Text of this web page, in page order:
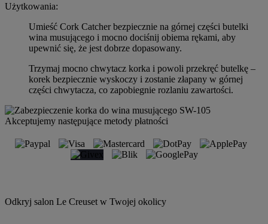
Użytkowania:
Umieść Cork Catcher bezpiecznie na górnej części butelki
wina musującego i mocno dociśnij obiema rękami, aby
upewnić się, że jest dobrze dopasowany.
Trzymaj mocno chwytacz korka i powoli przekręć butelkę –
korek bezpiecznie wyskoczy i zostanie złapany w górnej
części chwytacza, co zapobiegnie rozlaniu zawartości.
Akceptujemy następujące metody płatności
Odkryj salon Le Creuset w Twojej okolicy